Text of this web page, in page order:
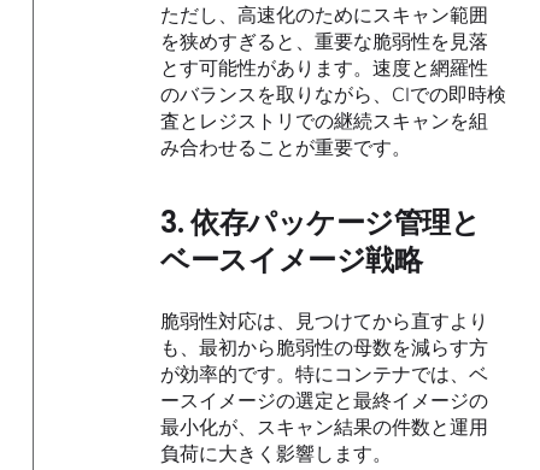
ただし、高速化のためにスキャン範囲
を狭めすぎると、重要な脆弱性を見落
とす可能性があります。速度と網羅性
のバランスを取りながら、CIでの即時検
査とレジストリでの継続スキャンを組
み合わせることが重要です。
3. 依存パッケージ管理と
ベースイメージ戦略
脆弱性対応は、見つけてから直すより
も、最初から脆弱性の母数を減らす方
が効率的です。特にコンテナでは、ベ
ースイメージの選定と最終イメージの
最小化が、スキャン結果の件数と運用
負荷に大きく影響します。